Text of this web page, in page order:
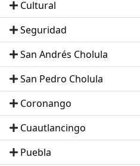
Cultural
Seguridad
San Andrés Cholula
San Pedro Cholula
Coronango
Cuautlancingo
Puebla